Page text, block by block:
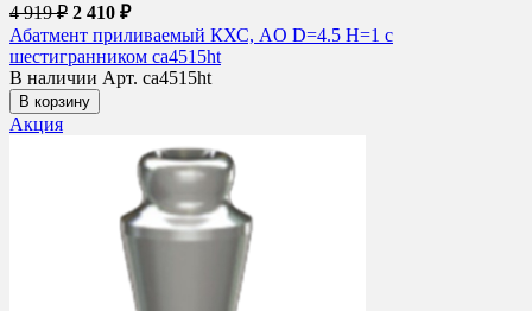
4 919 ₽ 2 410 ₽
Абатмент приливаемый КХС, AO D=4.5 H=1 с
шестигранником ca4515ht
В наличии Арт. ca4515ht
В корзину
Акция